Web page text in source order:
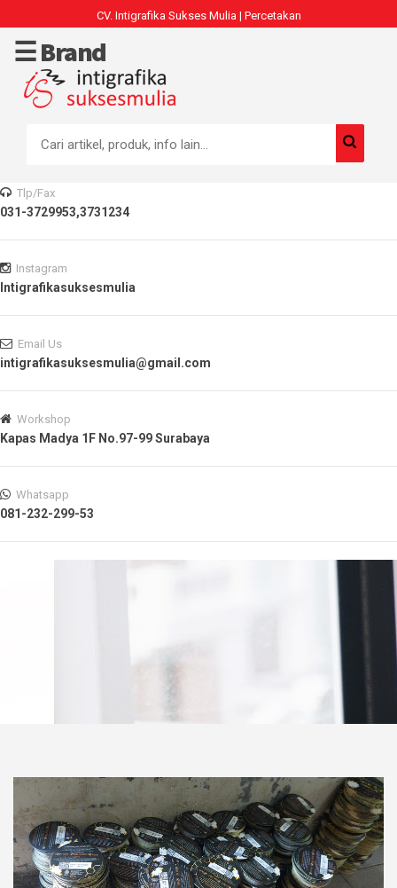
CV. Intigrafika Sukses Mulia | Percetakan
☰ Brand
Home
Home
Produk
Tlp/Fax
031-3729953,3731234
Instagram
Intigrafikasuksesmulia
Email Us
intigrafikasuksesmulia@gmail.com
Workshop
Kapas Madya 1F No.97-99 Surabaya
Whatsapp
081-232-299-53